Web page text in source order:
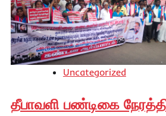
Uncategorized
தீபாவளி பண்டிகை